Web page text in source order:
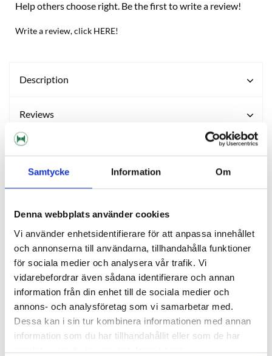
Samtycke Information Om
Denna webbplats använder cookies
Vi använder enhetsidentifierare för att anpassa innehållet
och annonserna till användarna, tillhandahålla funktioner
för sociala medier och analysera vår trafik. Vi
vidarebefordrar även sådana identifierare och annan
information från din enhet till de sociala medier och
annons- och analysföretag som vi samarbetar med.
Dessa kan i sin tur kombinera informationen med annan
information som du har tillhandahållit eller som de har
samlat in när du har använt deras tjänster.
Help others choose right. Be the first to write a review!
Write a review, click HERE!
Description
Reviews
Ask about product
RELATED PRODUCTS
ORDER ITEM